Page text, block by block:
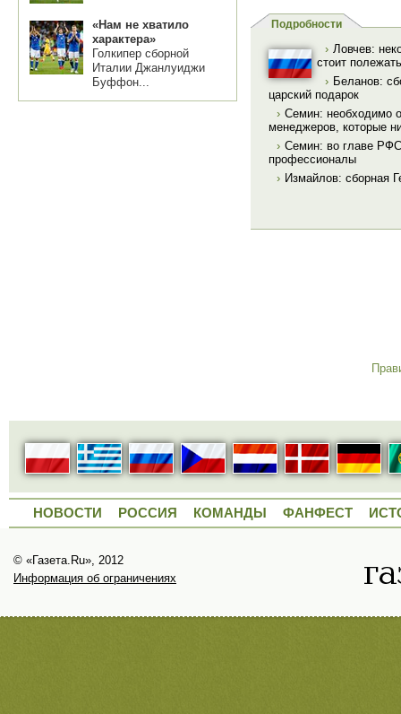
«Нам не хватило
характера»
Голкипер сборной
Италии Джанлуиджи
Буффон...
Подробности
› Ловчев:
стоит
› Беланов:
царский подарок
› Семин: необходимо
менеджеров, которые
› Семин: во главе
профессионалы
› Измайлов: сборная
НОВОСТИ РОССИЯ КОМАНДЫ ФАНФЕСТ
© «Газета.Ru», 2012
Информация об ограничениях